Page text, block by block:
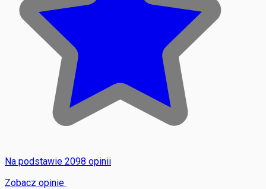
Na podstawie 2098 opinii
Zobacz opinie